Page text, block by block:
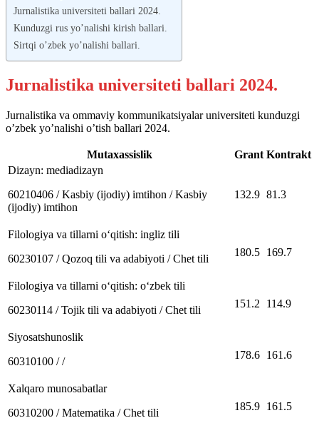
Jurnalistika universiteti ballari 2024.
Kunduzgi rus yo’nalishi kirish ballari.
Sirtqi o’zbek yo’nalishi ballari.
Jurnalistika universiteti ballari 2024.
Jurnalistika va ommaviy kommunikatsiyalar universiteti kunduzgi
o’zbek yo’nalishi o’tish ballari 2024.
Mutaxassislik Grant Kontrakt
Dizayn: mediadizayn
60210406 / Kasbiy (ijodiy) imtihon / Kasbiy
(ijodiy) imtihon
132.9 81.3
Filologiya va tillarni oʻqitish: ingliz tili
60230107 / Qozoq tili va adabiyoti / Chet tili
180.5 169.7
Filologiya va tillarni oʻqitish: oʻzbek tili
60230114 / Tojik tili va adabiyoti / Chet tili
151.2 114.9
Siyosatshunoslik
60310100 / /
178.6 161.6
Xalqaro munosabatlar
60310200 / Matematika / Chet tili
185.9 161.5